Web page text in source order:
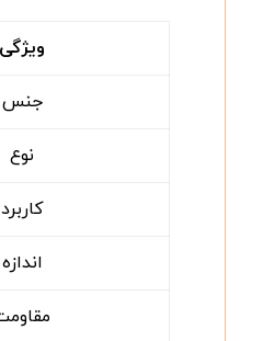
ویژگی
جنس
نوع
کاربرد
اندازه